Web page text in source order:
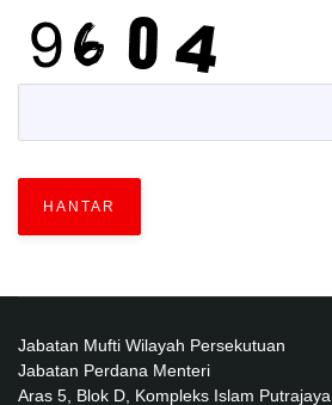
HANTAR
Jabatan Mufti Wilayah Persekutuan
Jabatan Perdana Menteri
Aras 5, Blok D, Kompleks Islam Putrajaya